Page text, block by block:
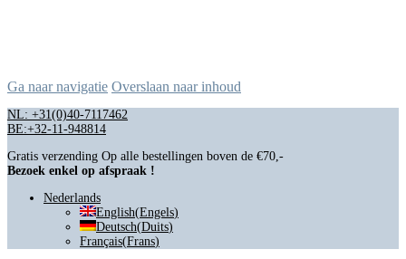
Ga naar navigatie Overslaan naar inhoud
NL: +31(0)40-7117462
BE:+32-11-948814
Gratis verzending Op alle bestellingen boven de €70,-
Bezoek enkel op afspraak !
Nederlands
English(Engels)
Deutsch(Duits)
Français(Frans)